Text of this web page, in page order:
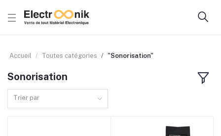
Accueil Toutes catégories "Sonorisation"
Sonorisation
Trier par